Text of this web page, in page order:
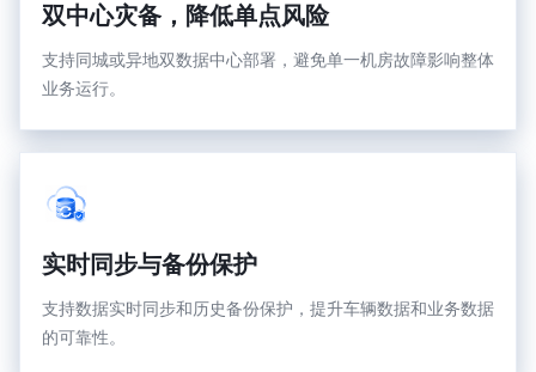
双中心灾备，降低单点风险
支持同城或异地双数据中心部署，避免单一机房故障影响整体
业务运行。
实时同步与备份保护
支持数据实时同步和历史备份保护，提升车辆数据和业务数据
的可靠性。